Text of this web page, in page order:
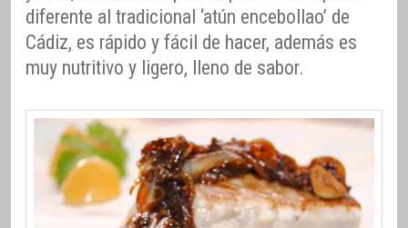
diferente al tradicional ‘atún encebollao’ de
Cádiz, es rápido y fácil de hacer, además es
muy nutritivo y ligero, lleno de sabor.